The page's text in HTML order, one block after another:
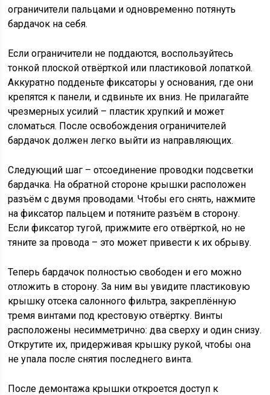
ограничители пальцами и одновременно потянуть
бардачок на себя.
Если ограничители не поддаются, воспользуйтесь
тонкой плоской отвёрткой или пластиковой лопаткой.
Аккуратно подденьте фиксаторы у основания, где они
крепятся к панели, и сдвиньте их вниз. Не прилагайте
чрезмерных усилий – пластик хрупкий и может
сломаться. После освобождения ограничителей
бардачок должен легко выйти из направляющих.
Следующий шаг – отсоединение проводки подсветки
бардачка. На обратной стороне крышки расположен
разъём с двумя проводами. Чтобы его снять, нажмите
на фиксатор пальцем и потяните разъём в сторону.
Если фиксатор тугой, прижмите его отвёрткой, но не
тяните за провода – это может привести к их обрыву.
Теперь бардачок полностью свободен и его можно
отложить в сторону. За ним вы увидите пластиковую
крышку отсека салонного фильтра, закреплённую
тремя винтами под крестовую отвёртку. Винты
расположены несимметрично: два сверху и один снизу.
Открутите их, придерживая крышку рукой, чтобы она
не упала после снятия последнего винта.
После демонтажа крышки откроется доступ к